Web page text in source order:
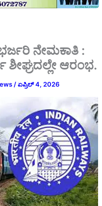
ನೇಮಕಾತಿ :
ಶೀಘ್ರದಲ್ಲೇ ಆರಂಭ.
/ಏಪ್ರಿಲ್ 4, 2026